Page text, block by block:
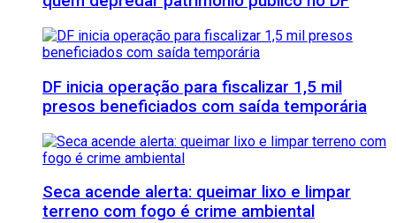
DF inicia operação para fiscalizar 1,5 mil
presos beneficiados com saída temporária
Seca acende alerta: queimar lixo e limpar
terreno com fogo é crime ambiental